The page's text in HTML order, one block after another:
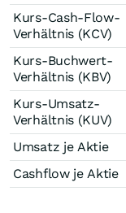
Kurs-Cash-Flow-
Verhältnis (KCV)
Kurs-Buchwert-
Verhältnis (KBV)
Kurs-Umsatz-
Verhältnis (KUV)
Umsatz je Aktie
Cashflow je Aktie